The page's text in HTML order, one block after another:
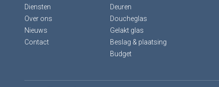
Diensten
Over ons
Nieuws
Contact
Deuren
Doucheglas
Gelakt glas
Beslag & plaatsing
Budget